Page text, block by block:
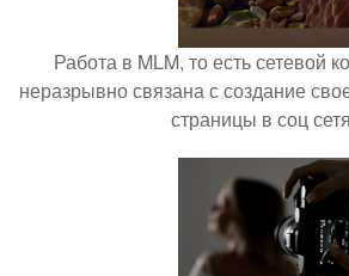
Работа в MLM, то есть сетевой
неразрывно связана с создание
страницы в соц